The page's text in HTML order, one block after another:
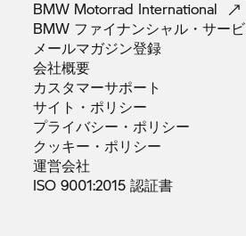
BMW Motorrad International
BMW ファイナンシャル・サー
メールマガジン登録
会社概要
カスタマーサポート
サイト・ポリシー
プライバシー・ポリシー
クッキー・ポリシー
運営会社
ISO 9001:2015認証書